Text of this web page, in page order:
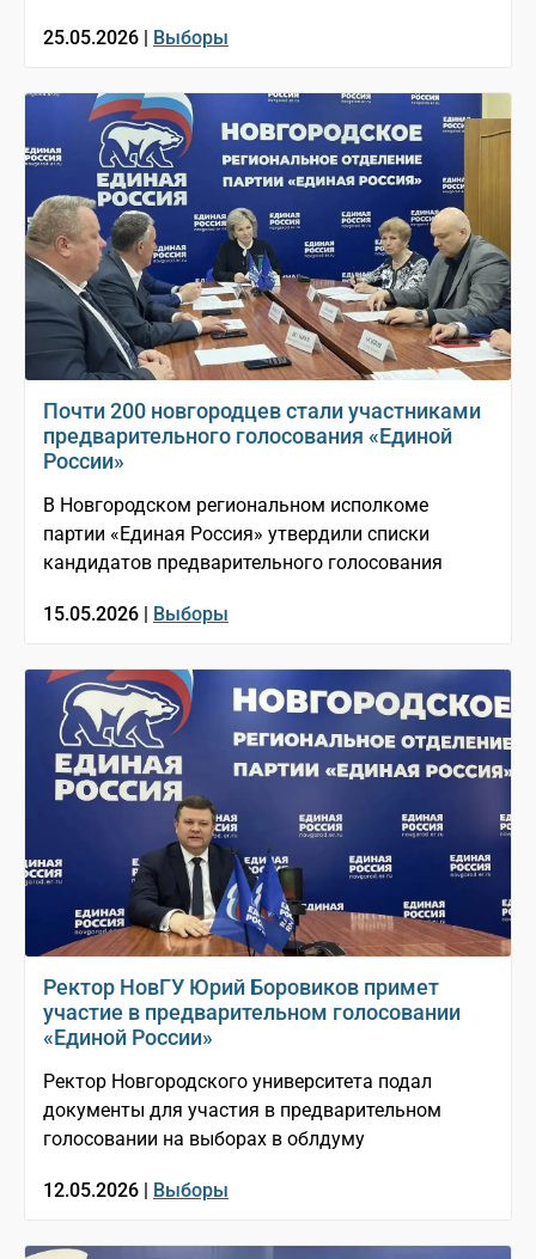
25.05.2026 | Выборы
Почти 200 новгородцев стали участниками
предварительного голосования «Единой
России»
В Новгородском региональном исполкоме
партии «Единая Россия» утвердили списки
кандидатов предварительного голосования
15.05.2026 | Выборы
Ректор НовГУ Юрий Боровиков примет
участие в предварительном голосовании
«Единой России»
Ректор Новгородского университета подал
документы для участия в предварительном
голосовании на выборах в облдуму
12.05.2026 | Выборы